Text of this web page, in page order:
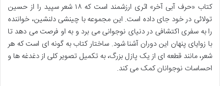
کتاب «حرف آبی آخر» اثری ارزشمند است که ۱۸ شعر سپید را از حسین
تولائی در خود جای داده است. این مجموعه با چینشی دلنشین، خواننده
را به سفری اکتشافی در دنیای نوجوانی می برد و به او فرصت می دهد تا
با زوایای پنهان این دوران آشنا شود. ساختار کتاب به گونه ای است که هر
شعر، مانند قطعه ای از یک پازل بزرگ، به تکمیل تصویر کلی از دغدغه ها و
احساسات نوجوانان کمک می کند.